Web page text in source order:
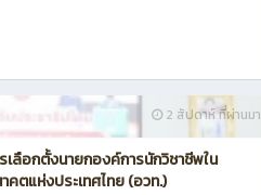
2 สัปดาห์ ที่ผ่านมา
เลือกตั้งนายกองค์การนักวิชาชีพใน
คตแห่งประเทศไทย (อวท.)